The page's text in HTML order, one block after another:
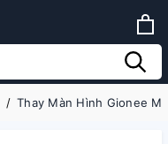
Thay Màn Hình Gionee